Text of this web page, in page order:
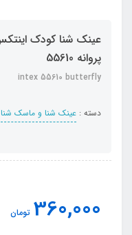
پروانه 55610
intex 55610 butterfly
دسته : عینک شنا و ماسک شنا
360,000 تومان